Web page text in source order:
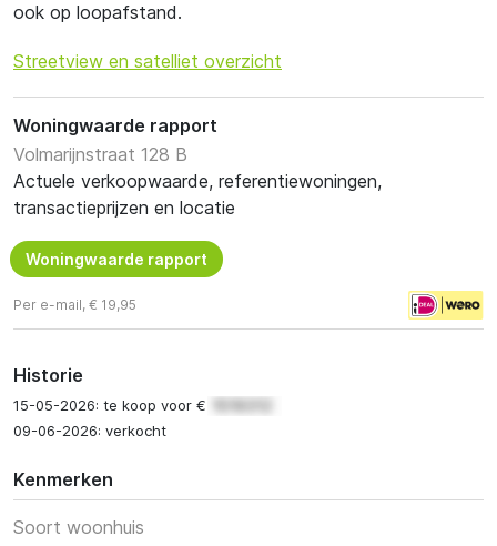
ook op loopafstand.
Streetview en satelliet overzicht
Woningwaarde rapport
Volmarijnstraat 128 B
Actuele verkoopwaarde, referentiewoningen,
transactieprijzen en locatie
Woningwaarde rapport
Per e-mail, € 19,95
Historie
15-05-2026: te koop voor €
09-06-2026: verkocht
Kenmerken
Soort woonhuis